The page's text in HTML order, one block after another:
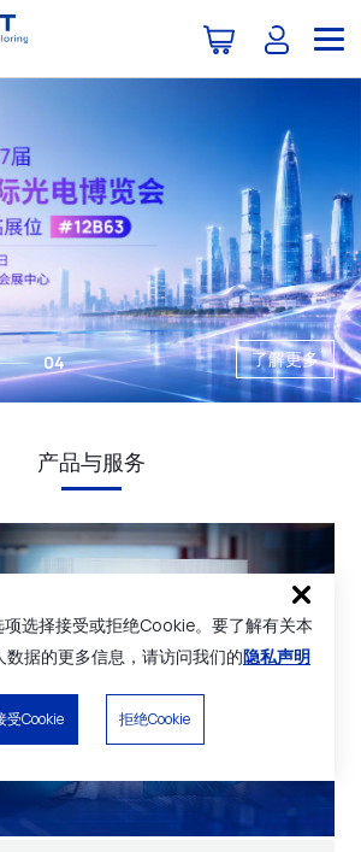
了解更多
04
产品与服务
选择接受或拒绝Cookie。要了解有关本
数据的更多信息，请访问我们的隐私声明
受Cookie 拒绝Cookie